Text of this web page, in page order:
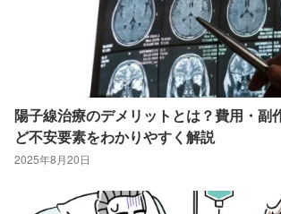
陽子線治療のデメリットとは？費用・副
ど不安要素をわかりやすく解説
2025年8月20日